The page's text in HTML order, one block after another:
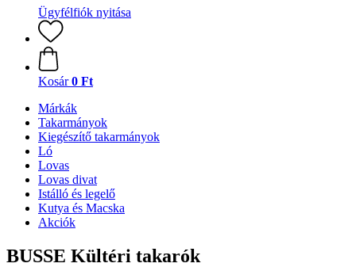
Ügyfélfiók nyitása
Kosár 0 Ft
Márkák
Takarmányok
Kiegészítő takarmányok
Ló
Lovas
Lovas divat
Istálló és legelő
Kutya és Macska
Akciók
BUSSE Kültéri takarók